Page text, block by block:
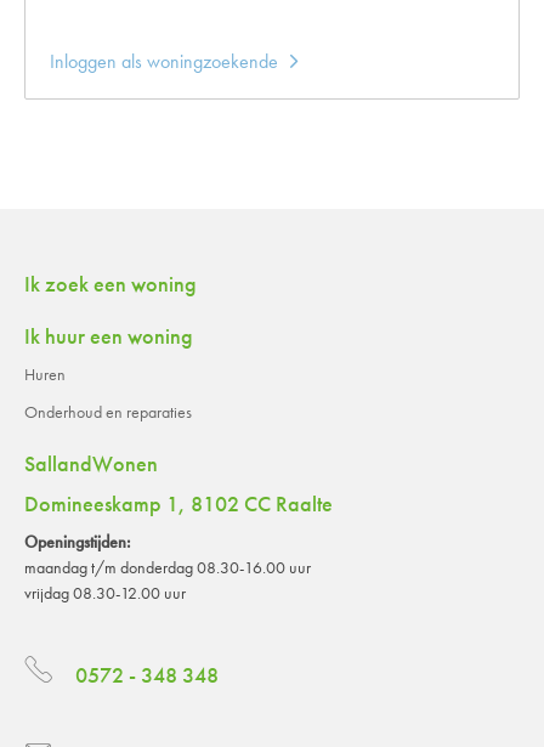
Inloggen als woningzoekende
Contactinformatie
Ik zoek een woning
Ik huur een woning
Huren
Onderhoud en reparaties
SallandWonen
Domineeskamp 1, 8102 CC Raalte
Openingstijden:
maandag t/m donderdag 08.30-16.00 uur
vrijdag 08.30-12.00 uur
0572 - 348 348